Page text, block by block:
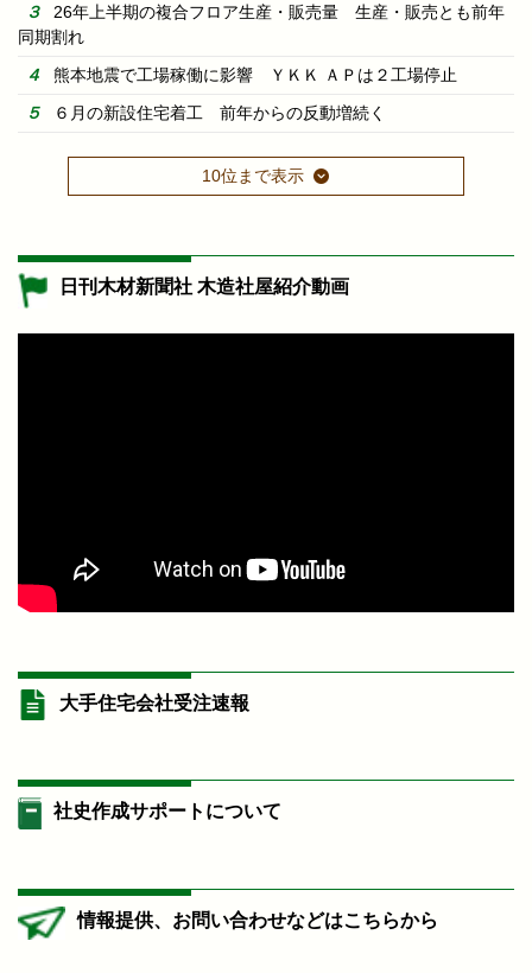
26年上半期の複合フロア生産・販売量 生産・販売とも前年
同期割れ
熊本地震で工場稼働に影響 ＹＫＫ ＡＰは２工場停止
６月の新設住宅着工 前年からの反動増続く
10位まで表示
日刊木材新聞社 木造社屋紹介動画
大手住宅会社受注速報
社史作成サポートについて
情報提供、お問い合わせなどはこちらから